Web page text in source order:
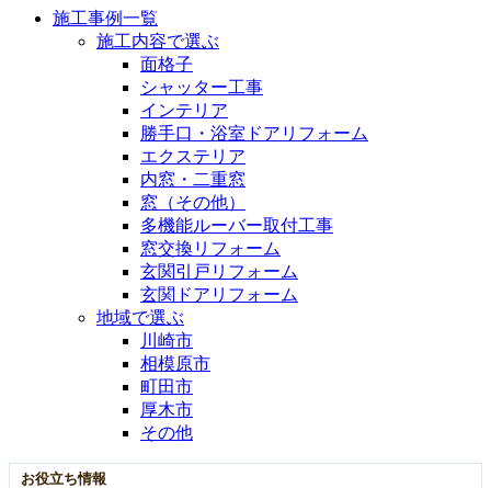
施工事例一覧
施工内容で選ぶ
面格子
シャッター工事
インテリア
勝手口・浴室ドアリフォーム
エクステリア
内窓・二重窓
窓（その他）
多機能ルーバー取付工事
窓交換リフォーム
玄関引戸リフォーム
玄関ドアリフォーム
地域で選ぶ
川崎市
相模原市
町田市
厚木市
その他
お役立ち情報